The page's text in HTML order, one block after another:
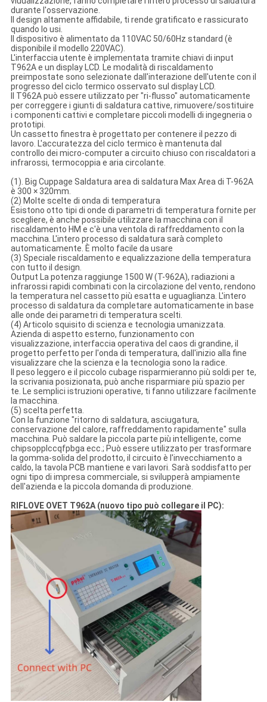
durante l'osservazione.
Il design altamente affidabile, ti rende gratificato e rassicurato
quando lo usi.
Il dispositivo è alimentato da 110VAC 50/60Hz standard (è
disponibile il modello 220VAC).
L'interfaccia utente è implementata tramite chiavi di input
T962A e un display LCD. Le modalità di riscaldamento
preimpostate sono selezionate dall'interazione dell'utente con il
progresso del ciclo termico osservato sul display LCD.
Il T962A può essere utilizzato per "ri-flusso" automaticamente
per correggere i giunti di saldatura cattive, rimuovere/sostituire
i componenti cattivi e completare piccoli modelli di ingegneria o
prototipi.
Un cassetto finestra è progettato per contenere il pezzo di
lavoro. L'accuratezza del ciclo termico è mantenuta dal
controllo dei micro-computer a circuito chiuso con riscaldatori a
infrarossi, termocoppia e aria circolante.
(1). Big Cuppage Saldatura area di saldatura Max Area di T-962A
è 300 × 320mm.
(2) Molte scelte di onda di temperatura
Esistono otto tipi di onde di parametri di temperatura fornite per
scegliere, è anche possibile utilizzare la macchina con il
riscaldamento HM e c'è una ventola di raffreddamento con la
macchina. L'intero processo di saldatura sarà completo
automaticamente. È molto facile da usare
(3) Speciale riscaldamento e equalizzazione della temperatura
con tutto il design.
Output La potenza raggiunge 1500 W (T-962A), radiazioni a
infrarossi rapidi combinati con la circolazione del vento, rendono
la temperatura nel cassetto più esatta e uguaglianza. L'intero
processo di saldatura da completare automaticamente in base
alle onde dei parametri di temperatura scelti.
(4) Articolo squisito di scienza e tecnologia umanizzata.
Azienda di aspetto esterno, funzionamento con
visualizzazione, interfaccia operativa del caos di grandine, il
progetto perfetto per l'onda di temperatura, dall'inizio alla fine
visualizzare che la scienza e la tecnologia sono la radice.
Il peso leggero e il piccolo cubage risparmieranno più soldi per te,
la scrivania posizionata, può anche risparmiare più spazio per
te. Le semplici istruzioni operative, ti fanno utilizzare facilmente
la macchina.
(5) scelta perfetta.
Con la funzione "ritorno di saldatura, asciugatura,
conservazione del calore, raffreddamento rapidamente" sulla
macchina. Può saldare la piccola parte più intelligente, come
chipsopplccqfpbga ecc.; Può essere utilizzato per trasformare
la gomma-solida del prodotto, il circuito è l'invecchiamento a
caldo, la tavola PCB mantiene e vari lavori. Sarà soddisfatto per
ogni tipo di impresa commerciale, si svilupperà ampiamente
dell'azienda e la piccola domanda di produzione.
RIFLOVE OVET T962A (nuovo tipo può collegare il PC):